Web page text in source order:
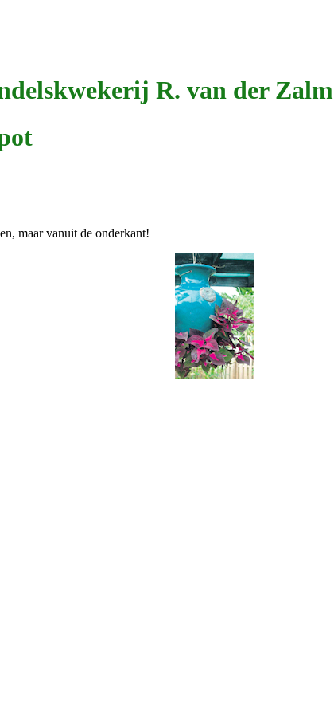
R. van der Zalm
maar vanuit de onderkant!